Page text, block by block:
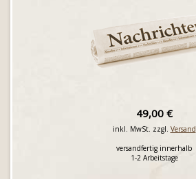
49,00 €
inkl. MwSt. zzgl. Versand
versandfertig innerhalb
1-2 Arbeitstage